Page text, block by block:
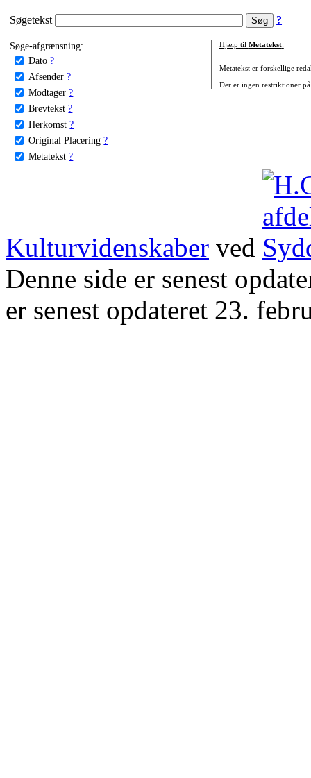
Søgetekst ?
Søge-afgrænsning:
Dato ?
Afsender ?
Modtager ?
Brevtekst ?
Herkomst ?
Original Placering ?
Metatekst ?
Hjælp til Metatekst:
Metatekst er forskellige
Der er ingen restriktioner
Kulturvidenskaber ved
Denne side er senest
er senest opdateret 23.